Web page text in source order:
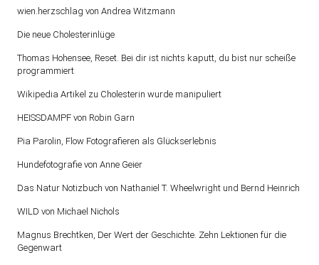
wien.herzschlag von Andrea Witzmann
Die neue Cholesterinlüge
Thomas Hohensee, Reset. Bei dir ist nichts kaputt, du bist nur scheiße
programmiert
Wikipedia Artikel zu Cholesterin wurde manipuliert
HEISSDAMPF von Robin Garn
Pia Parolin, Flow Fotografieren als Glückserlebnis
Hundefotografie von Anne Geier
Das Natur Notizbuch von Nathaniel T. Wheelwright und Bernd Heinrich
WILD von Michael Nichols
Magnus Brechtken, Der Wert der Geschichte. Zehn Lektionen für die
Gegenwart